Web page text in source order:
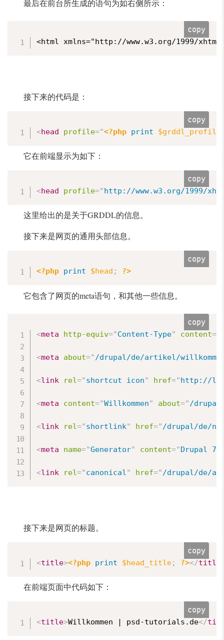
最后在前台所生成的语句为如右侧所示：
<html xmlns="http://www.w3.org/1999/
copy
接下来的代码是：
<head profile="<?php print $grddl_profile
copy
它在前端显示为如下：
<head profile=" http://www.w3.org/1999/
copy
这里给出的是关于GRDDL的信息。
接下来是网页的通用头部信息。
<?php print $head ; ?>
copy
它包含了网页的meta语句，和其他一些信息。
<meta http-equiv="Content-Type" content=
<meta about="/drupal/de/artikel/
<link rel="shortcut icon" href="http://
<meta content="Willkommen" about="/
<link rel="shortlink" href="/drupal/de/
<meta name="Generator" content="Drupal 7
<link rel="canonical" href="/drupal/de/
copy
接下来是网页的标题。
<title><?php print $head_title; ?></title
copy
在前端页面中代码如下：
<title>Willkommen | psd-tutorials.de</
copy